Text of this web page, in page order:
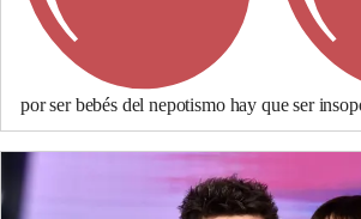
por ser bebés del nepotismo hay que ser